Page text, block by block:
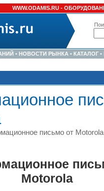
WWW.ODAMIS.RU -
• НОВОСТИ РЫНКА • КАТАЛОГ •
письмо от Motorola
Motorola